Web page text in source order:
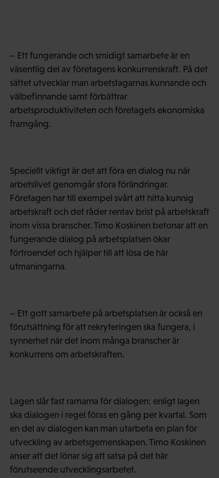
– Ett fungerande och smidigt samarbete är en
väsentlig del av företagens konkurrenskraft. På det
sättet utvecklar man arbetstagarnas kunnande och
välbefinnande samt förbättrar
arbetsproduktiviteten och företagets ekonomiska
framgång.
Speciellt viktigt är det att föra en dialog nu när
arbetslivet genomgår stora förändringar.
Företagen har till exempel svårt att hitta kunnig
arbetskraft och det råder rentav brist på arbetskraft
inom vissa branscher. Timo Koskinen betonar att en
fungerande dialog på arbetsplatsen ökar
förtroendet och hjälper till att lösa de här
utmaningarna.
– Ett gott samarbete på arbetsplatsen är också en
förutsättning för att rekryteringen ska fungera, i
synnerhet när det inom många branscher är
konkurrens om arbetskraften.
Lagen slår fast ramarna för dialogen: enligt lagen
ska dialogen i regel föras en gång per kvartal. Som
en del av dialogen kan man utarbeta en plan för
utveckling av arbetsgemenskapen. Timo Koskinen
anser att det lönar sig att satsa på det här
förutseende utvecklingsarbetet.